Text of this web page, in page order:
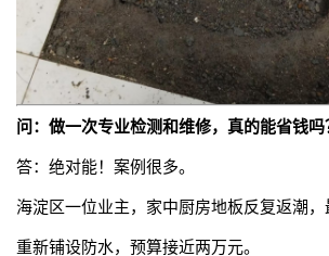
问：做一次专业检测和维修，真的能省钱吗
答：绝对能！案例很多。
海淀区一位业主，家中厨房地板反复返潮
重新铺设防水，预算接近两万元。